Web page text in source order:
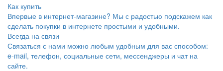
Как купить
Впервые в интернет-магазине? Мы с радостью подскажем как
сделать покупки в интернете простыми и удобными.
Всегда на связи
Связаться с нами можно любым удобным для вас способом:
e-mail, телефон, социальные сети, мессенджеры и чат на
сайте.